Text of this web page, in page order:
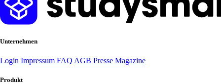
Unternehmen
Login Impressum FAQ AGB Presse Magazine
Produkt